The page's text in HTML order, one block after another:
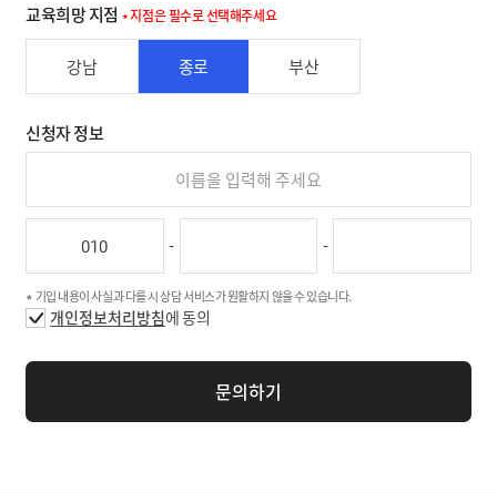
교육희망 지점 지점은 필수로 선택해주세요
강남 종로 부산
신청자 정보
- -
기입 내용이 사실과 다를 시 상담 서비스가 원활하지 않을 수 있습니다.
개인정보처리방침에 동의
문의하기